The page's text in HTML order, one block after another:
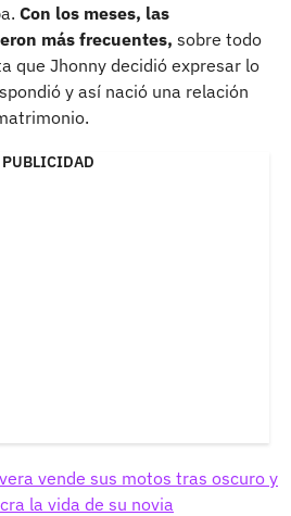
Con los meses, las
más frecuentes, sobre todo
que Jhonny decidió expresar lo
y así nació una relación
PUBLICIDAD
vende sus motos tras oscuro y
la vida de su novia